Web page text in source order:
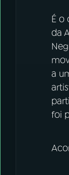
É o
da
a
foi